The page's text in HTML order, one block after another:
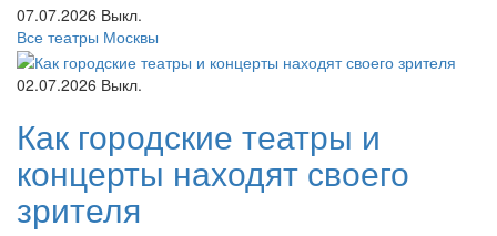
07.07.2026 Выкл.
Все театры Москвы
02.07.2026 Выкл.
Как городские театры и
концерты находят своего
зрителя